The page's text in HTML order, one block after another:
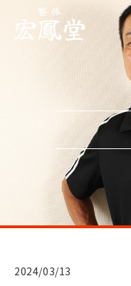
2024/03/13